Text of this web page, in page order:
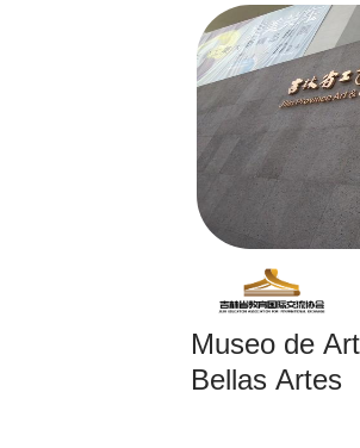
Museo de
Bellas Artes